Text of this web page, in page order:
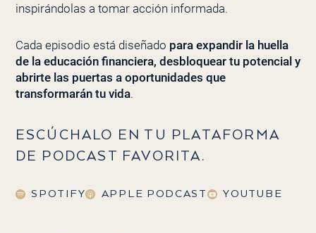
inspirándolas a tomar acción informada.
Cada episodio está diseñado para expandir la huella
de la educación financiera, desbloquear tu potencial y
abrirte las puertas a oportunidades que
transformarán tu vida.
ESCÚCHALO EN TU PLATAFORMA
DE PODCAST FAVORITA.
SPOTIFY APPLE PODCAST YOUTUBE